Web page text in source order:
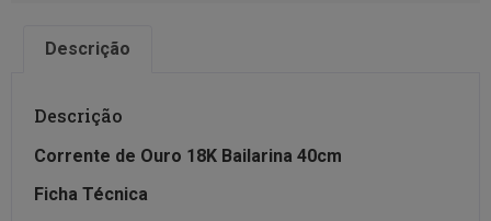
Descrição
Descrição
Corrente de Ouro 18K Bailarina 40cm
Ficha Técnica